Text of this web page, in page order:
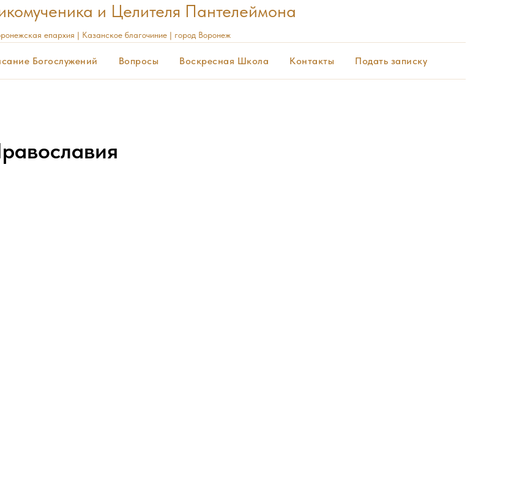
и Целителя Пантелеймона
епархия | Казанское благочиние | город Воронеж
Богослужений Вопросы Воскресная Школа Контакты Подать записку